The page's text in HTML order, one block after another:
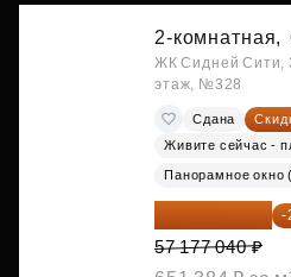
2-комнатная,
ЖК Сидней Сити,
этаж, №328
Сдана
Живите сейчас -
Панорамное окно
41 167 469 ₽ -
57 177 040 ₽